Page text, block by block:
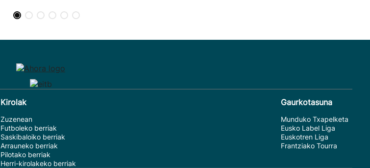
Kirolak
Zuzenean
Futboleko berriak
Saskibaloiko berriak
Arrauneko berriak
Pilotako berriak
Herri-kirolakeko berriak
Gaurkotasuna
Munduko Txapelketa
Eusko Label Liga
Euskotren Liga
Frantziako Tourra